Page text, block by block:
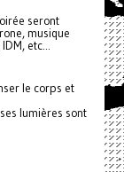
seront
musique
etc...
le corps et
lumières sont